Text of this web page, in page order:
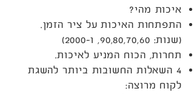
איכות מהי?
התפתחות האיכות על ציר הזמן.
(שנות: 90,80,70,60, ו-2000)
תחרות, הכוח המניע לאיכות.
4 השאלות החשובות ביותר להשגת
לקוח מרוצה: